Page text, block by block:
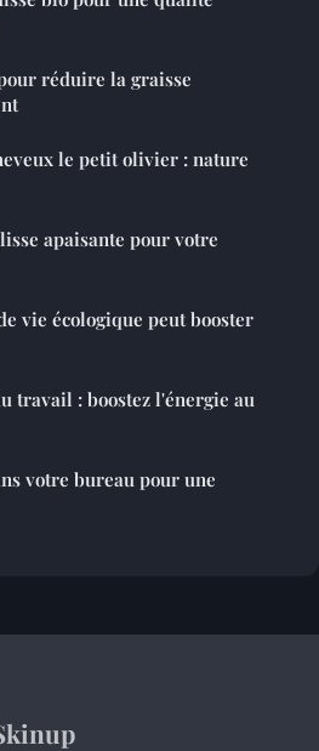
réduire la graisse
le petit olivier : nature
apaisante pour votre
vie écologique peut booster
travail : boostez l'énergie au
votre bureau pour une